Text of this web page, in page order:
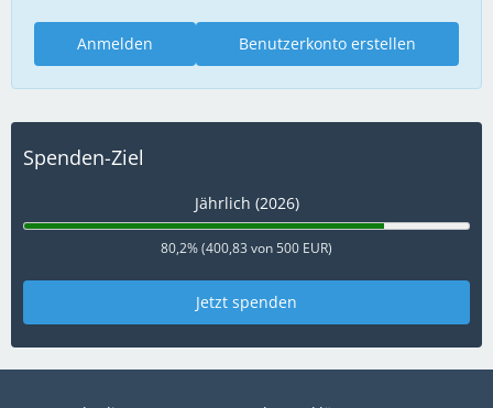
Benutzerkonto erstellen
Anmelden
Spenden-Ziel
Jährlich (2026)
80,2% (400,83 von 500 EUR)
Jetzt spenden